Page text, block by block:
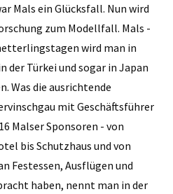
Mals ein Glücksfall. Nun wird
zum Modellfall. Mals -
wird man in
der Türkei und sogar in Japan
Was die ausrichtende
mit Geschäftsführer
Malser Sponsoren - von
bis Schutzhaus und von
Festessen, Ausflügen und
haben, nennt man in der